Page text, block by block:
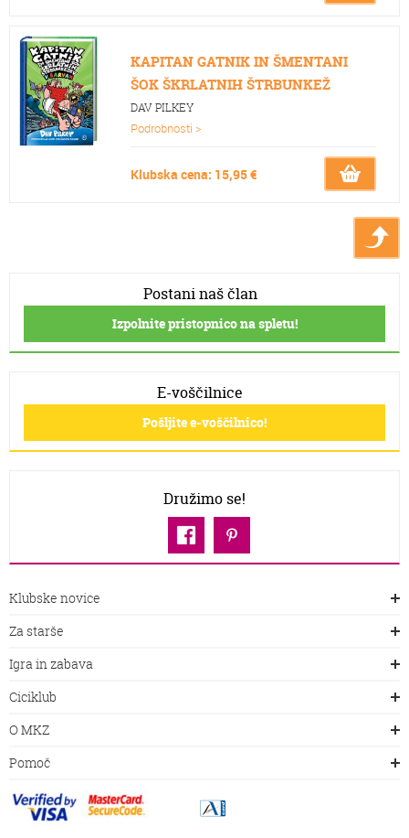
KAPITAN GATNIK IN ŠMENTANI
ŠOK ŠKRLATNIH ŠTRBUNKEŽ
DAV PILKEY
Podrobnosti >
Klubska cena: 15,95 €
Postani naš član
Izpolnite pristopnico na spletu!
E-voščilnice
Pošljite e-voščilnico!
Družimo se!
Klubske novice
Za starše
Igra in zabava
Ciciklub
O MKZ
Pomoč